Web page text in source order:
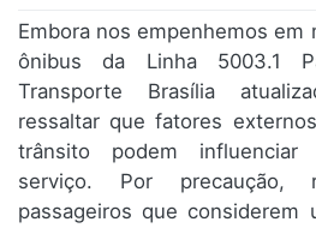
Embora nos empenhemos em
ônibus da Linha 5003.1
Transporte Brasília
ressaltar que fatores
trânsito podem
serviço. Por precaução,
passageiros que considerem